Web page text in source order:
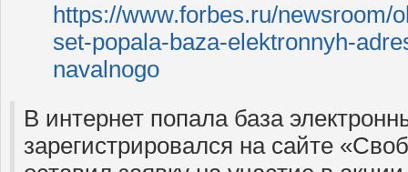
https://www.forbes.ru/newsroom/
set-popala-baza-elektronnyh-
navalnogo
В интернет попала база
зарегистрировался на сайте